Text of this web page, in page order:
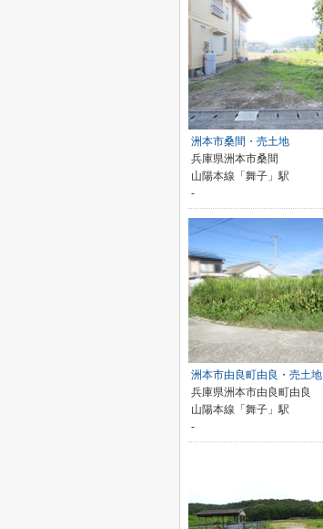
洲本市桑間・売土地
兵庫県洲本市桑間
山陽本線「舞子」駅
-
洲本市由良町由良・売土地
兵庫県洲本市由良町由良
山陽本線「舞子」駅
-